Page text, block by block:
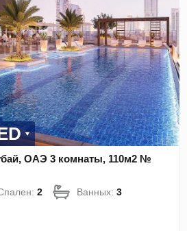
ОАЭ 3 комнаты, 110м2 №
2 Ванных:3